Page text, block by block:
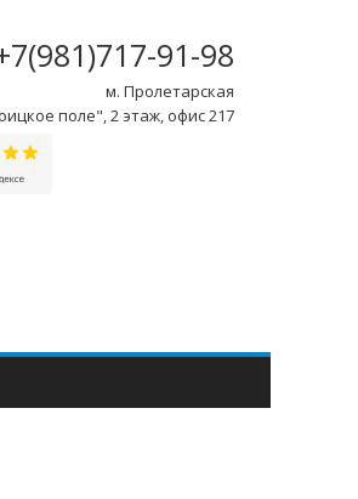
91-98
м. Пролетарская
поле", 2 этаж, офис 217